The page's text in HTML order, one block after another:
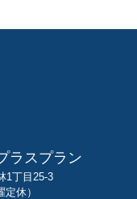
ラスプラン
1丁目25-3
休）